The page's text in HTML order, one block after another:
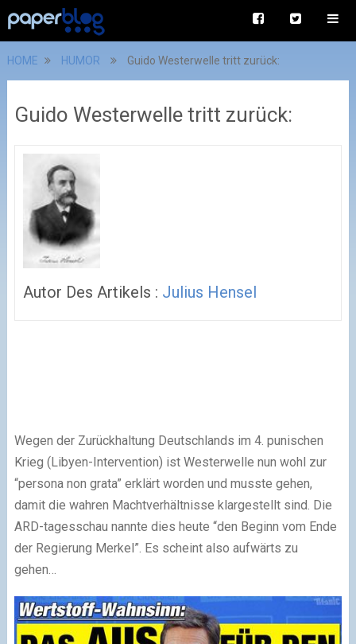
HOME HUMOR Guido Westerwelle tritt zurück:
Guido Westerwelle tritt zurück:
Autor Des Artikels : Julius Hensel
Wegen der Zurückhaltung Deutschlands im 4. punischen
Krieg (Libyen-Intervention) ist Westerwelle nun wohl zur
“persona non grata” erklärt worden und musste gehen,
damit die wahren Machtverhältnisse klargestellt sind. Die
ARD-tagesschau nannte dies heute “den Beginn vom Ende
der Regierung Merkel”. Es scheint also aufwärts zu
gehen…